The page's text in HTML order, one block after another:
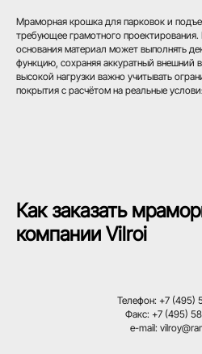
Мраморная крошка для парковок и
требующее грамотного
основания материал может выполнять
функцию, сохраняя аккуратный внешний
высокой нагрузки важно учитывать
покрытия с расчётом на реальные
Как заказать
компании Vilroi
Телефон: +7 (495)
Факс: +7 (495)
e-mail: